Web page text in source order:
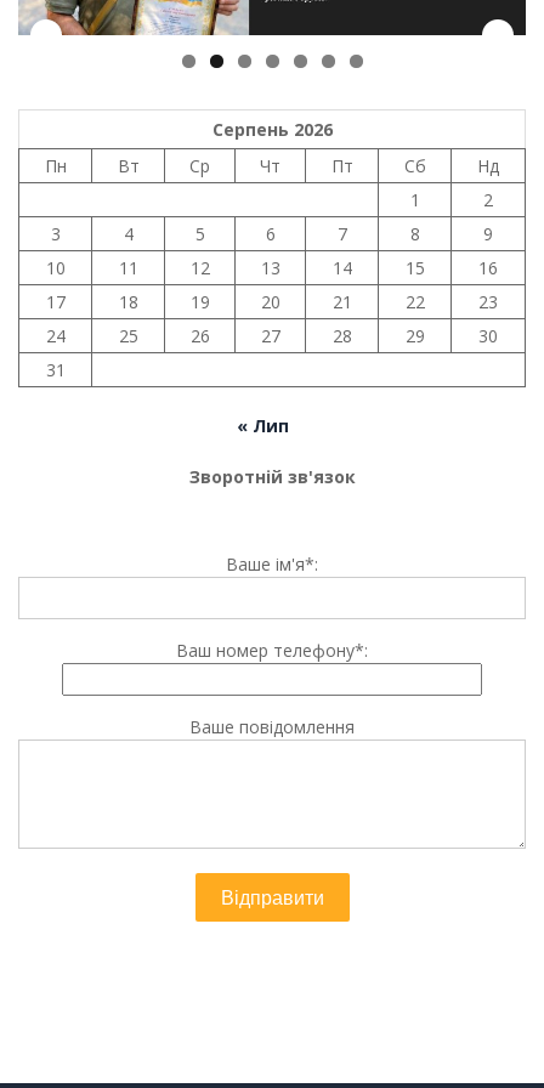
Серпень 2026
Пн
Вт Ср Чт Пт Сб
Нд
1
2
3
4 5 6 7 8
9
10
11 12 13 14 15
16
17
18 19 20 21 22
23
24
25 26 27 28 29
30
31
« Лип
Зворотній зв'язок
Ваше ім'я*:
Ваш номер телефону*:
Ваше повідомлення